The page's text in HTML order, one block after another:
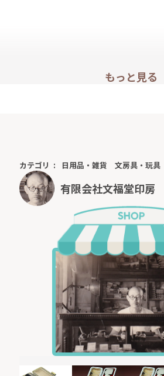
もっと見る
カテゴリ 日用品・雑貨 文房具・玩具
有限会社文福堂印房